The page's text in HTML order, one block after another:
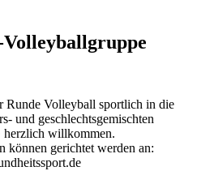
Volleyballgruppe
Runde Volleyball sportlich in die
und geschlechtsgemischten
willkommen.
können gerichtet werden an: